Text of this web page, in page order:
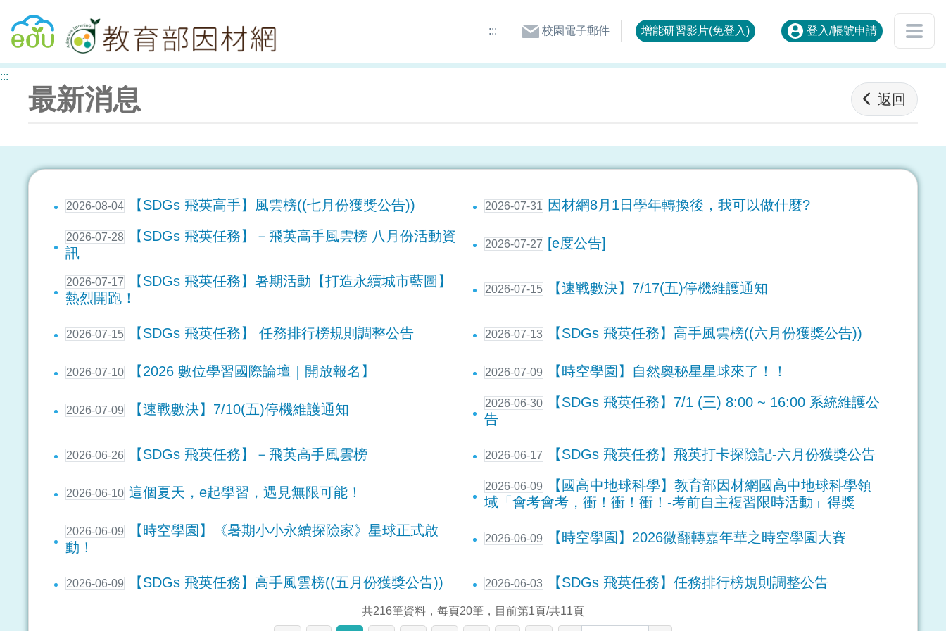
回教育雲首頁 ::: 校園電子郵件 增能研習影片(免登入) 登入/帳號申請
:::
最新消息 返回
2026-08-04 【SDGs 飛英高手】風雲榜((七月份獲獎公告)) 2026-07-31 因材網8月1日學年轉換後，我可以做什麼?
2026-07-28
【SDGs 飛英任務】－飛英高手風雲榜 八月份活動資
訊
2026-07-27 [e度公告]
2026-07-17
【SDGs 飛英任務】暑期活動【打造永續城市藍圖】
熱烈開跑！
2026-07-15 【速戰數決】7/17(五)停機維護通知
2026-07-15 【SDGs 飛英任務】 任務排行榜規則調整公告 2026-07-13 【SDGs 飛英任務】高手風雲榜((六月份獲獎公告))
2026-07-10 【2026 數位學習國際論壇｜開放報名】 2026-07-09 【時空學園】自然奧秘星星球來了！！
2026-07-09 【速戰數決】7/10(五)停機維護通知 2026-06-30
【SDGs 飛英任務】7/1 (三) 8:00 ~ 16:00 系統維護公
告
2026-06-26 【SDGs 飛英任務】－飛英高手風雲榜 2026-06-17 【SDGs 飛英任務】飛英打卡探險記-六月份獲獎公告
2026-06-10 這個夏天，e起學習，遇見無限可能！ 2026-06-09
【國高中地球科學】教育部因材網國高中地球科學領
域「會考會考，衝！衝！衝！-考前自主複習限時活動」得獎
2026-06-09
【時空學園】《暑期小小永續探險家》星球正式啟
動！
2026-06-09 【時空學園】2026微翻轉嘉年華之時空學園大賽
2026-06-09 【SDGs 飛英任務】高手風雲榜((五月份獲獎公告)) 2026-06-03 【SDGs 飛英任務】任務排行榜規則調整公告
共216筆資料，每頁20筆，目前第1頁/共11頁